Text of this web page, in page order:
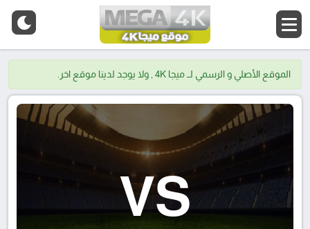
الموقع الأصلي و الرسمي لــ ميجا 4K , ولا يوجد لدينا موقع اخر.
VS